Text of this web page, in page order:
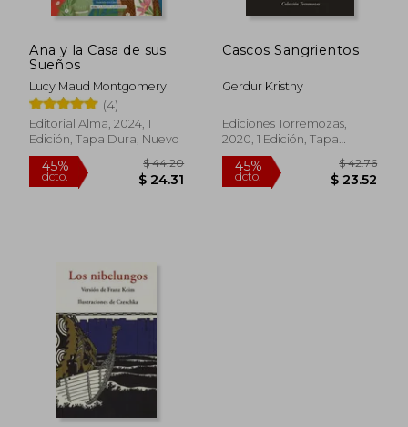
Ana y la Casa de sus
Sueños
Lucy Maud Montgomery
(4)
Editorial Alma, 2024, 1
Edición, Tapa Dura, Nuevo
45%
Cascos Sangrientos
Gerdur Kristny
Ediciones Torremozas,
2020, 1 Edición, Tapa
Blanda, Nuevo